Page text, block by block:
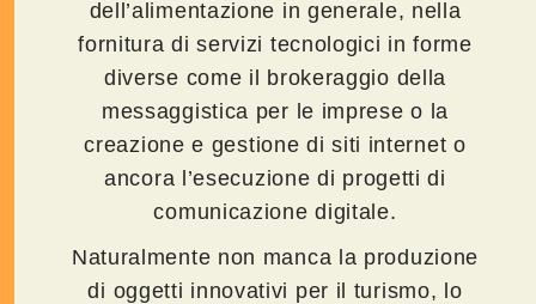
dell’alimentazione in generale, nella
fornitura di servizi tecnologici in forme
diverse come il brokeraggio della
messaggistica per le imprese o la
creazione e gestione di siti internet o
ancora l’esecuzione di progetti di
comunicazione digitale.
Naturalmente non manca la produzione
di oggetti innovativi per il turismo, lo